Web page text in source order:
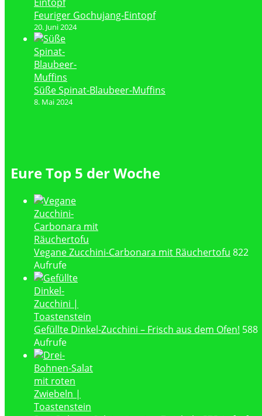
Feuriger Gochujang-Eintopf
20. Juni 2024
Süße Spinat-Blaubeer-Muffins
8. Mai 2024
Eure Top 5 der Woche
Vegane Zucchini-Carbonara mit Räuchertofu 822
Aufrufe
Gefüllte Dinkel-Zucchini – Frisch aus dem Ofen! 588
Aufrufe